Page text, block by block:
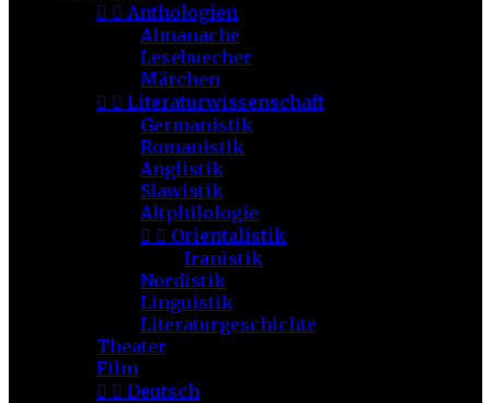
  Anthologien
Almanache
Lesebuecher
Märchen
  Literaturwissenschaft
Germanistik
Romanistik
Anglistik
Slawistik
Altphilologie
  Orientalistik
Iranistik
Nordistik
Linguistik
Literaturgeschichte
Theater
Film
  Deutsch